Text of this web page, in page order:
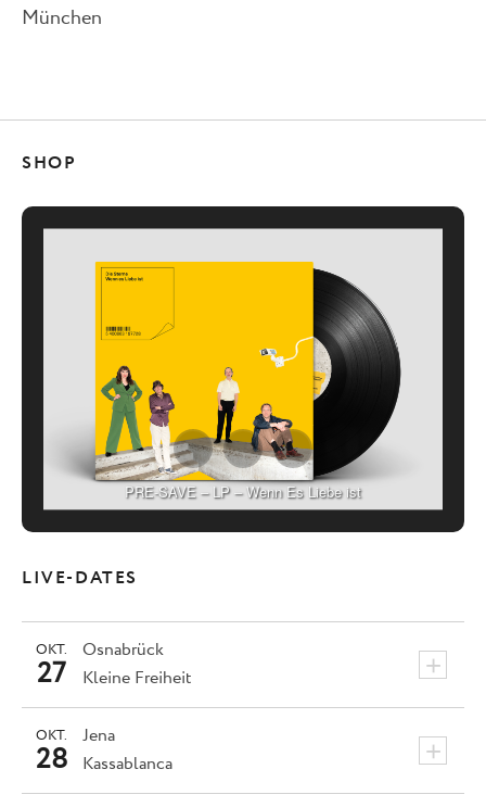
München
SHOP
PRE-SAVE – LP – Wenn Es Liebe ist
LIVE-DATES
Osnabrück +
OKT.
27 Kleine Freiheit
Jena +
OKT.
28 Kassablanca